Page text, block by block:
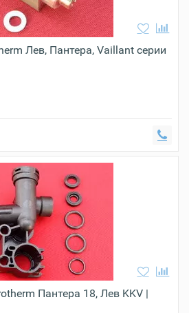
Лев, Пантера, Vaillant серии
Пантера 18, Лев KKV |